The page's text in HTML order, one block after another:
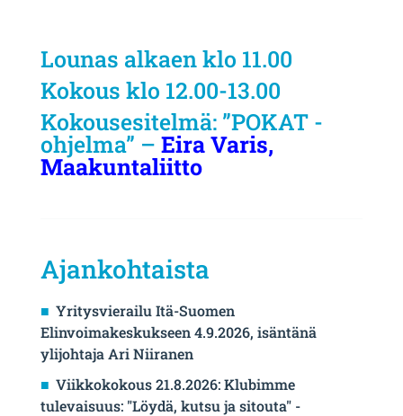
Lounas alkaen klo 11.00
Kokous klo 12.00-13.00
Kokousesitelmä: ”POKAT -
ohjelma” – Eira Varis,
Maakuntaliitto
Ajankohtaista
Yritysvierailu Itä-Suomen
Elinvoimakeskukseen 4.9.2026, isäntänä
ylijohtaja Ari Niiranen
Viikkokokous 21.8.2026: Klubimme
tulevaisuus: "Löydä, kutsu ja sitouta" -